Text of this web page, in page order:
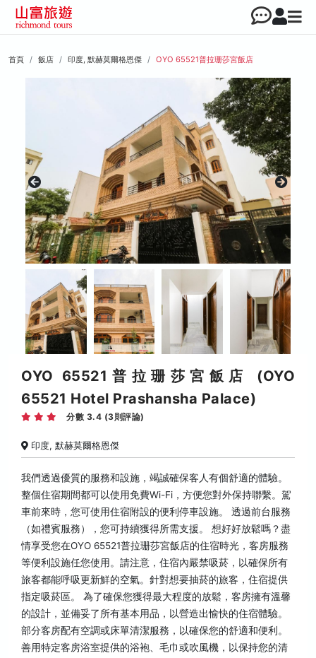
首頁 飯店 印度, 默赫莫爾格恩傑 OYO 65521普拉珊莎宮飯店
OYO 65521普拉珊莎宮飯店 (OYO
65521 Hotel Prashansha Palace)
分數 3.4 (3則評論)
印度, 默赫莫爾格恩傑
我們透過優質的服務和設施，竭誠確保客人有個舒適的體驗。
整個住宿期間都可以使用免費Wi-Fi，方便您對外保持聯繫。駕
車前來時，您可使用住宿附設的便利停車設施。 透過前台服務
（如禮賓服務），您可持續獲得所需支援。 想好好放鬆嗎？盡
情享受您在OYO 65521普拉珊莎宮飯店的住宿時光，客房服務
等便利設施任您使用。請注意，住宿內嚴禁吸菸，以確保所有
旅客都能呼吸更新鮮的空氣。針對想要抽菸的旅客，住宿提供
指定吸菸區。 為了確保您獲得最大程度的放鬆，客房擁有溫馨
的設計，並備妥了所有基本用品，以營造出愉快的住宿體驗。
部分客房配有空調或床單清潔服務，以確保您的舒適和便利。
善用特定客房浴室提供的浴袍、毛巾或吹風機，以保持您的清